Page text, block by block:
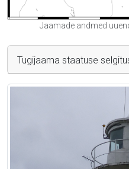
Jaamade andmed
Tugijaama staatuse